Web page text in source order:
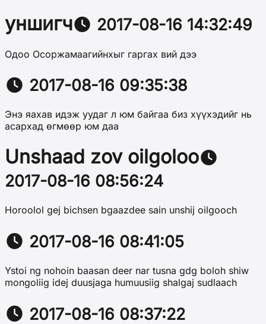
уншигч 2017-08-16 14:32:49
Одоо Осоржамаагийнхыг гаргах вий дээ
2017-08-16 09:35:38
Энэ яахав идэж уудаг л юм байгаа биз хүүхэдийг нь
асархад өгмөөр юм даа
Unshaad zov oilgoloo
2017-08-16 08:56:24
Horoolol gej bichsen bgaazdee sain unshij oilgooch
2017-08-16 08:41:05
Ystoi ng nohoin baasan deer nar tusna gdg boloh shiw
mongoliig idej duusjaga humuusiig shalgaj sudlaach
2017-08-16 08:37:22